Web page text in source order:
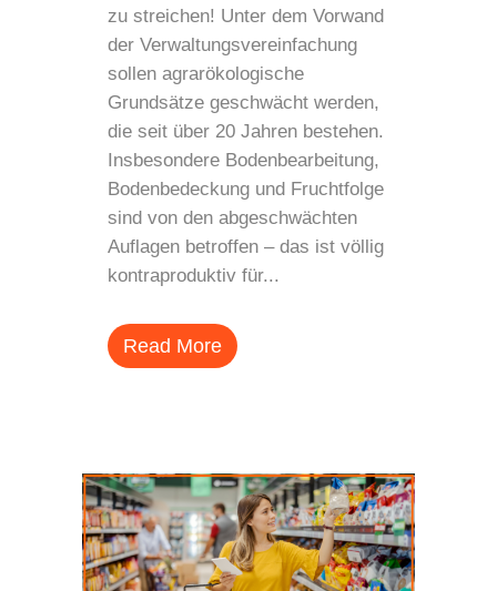
zu streichen! Unter dem Vorwand
der Verwaltungsvereinfachung
sollen agrarökologische
Grundsätze geschwächt werden,
die seit über 20 Jahren bestehen.
Insbesondere Bodenbearbeitung,
Bodenbedeckung und Fruchtfolge
sind von den abgeschwächten
Auflagen betroffen – das ist völlig
kontraproduktiv für...
Read More